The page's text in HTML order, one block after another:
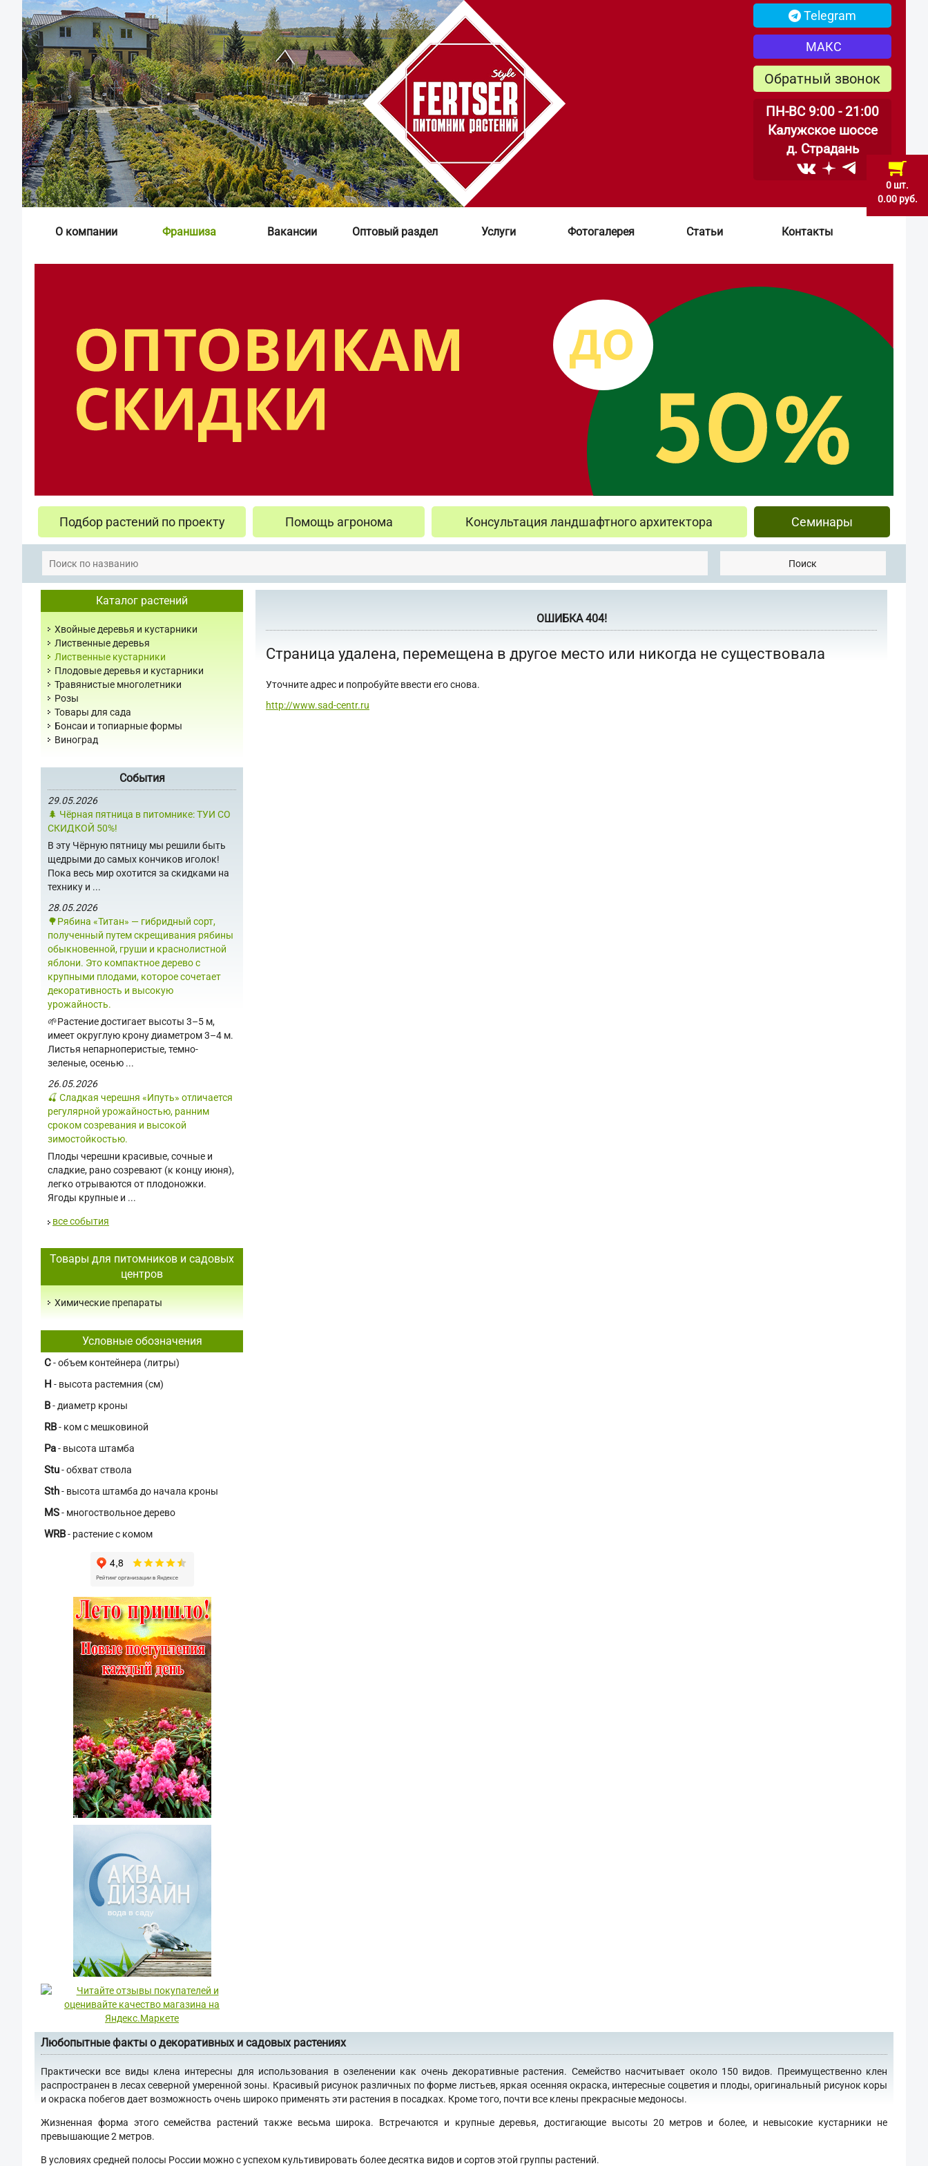
0 шт.
0.00 руб.
Telegram
МАКС
Обратный звонок
ПН-ВС 9:00 - 21:00
Калужское шоссе
д. Страдань
О компании Франшиза Вакансии Оптовый раздел Услуги Фотогалерея Статьи Контакты
Подбор растений по проекту Помощь агронома Консультация ландшафтного архитектора Семинары
Поиск
Каталог растений
Хвойные деревья и кустарники
Лиственные деревья
Лиственные кустарники
Плодовые деревья и кустарники
Травянистые многолетники
Розы
Товары для сада
Бонсаи и топиарные формы
Виноград
События
29.05.2026
🌲 Чёрная пятница в питомнике: ТУИ СО
СКИДКОЙ 50%!
В эту Чёрную пятницу мы решили быть
щедрыми до самых кончиков иголок!
Пока весь мир охотится за скидками на
технику и ...
28.05.2026
🌳Рябина «Титан» — гибридный сорт,
полученный путем скрещивания рябины
обыкновенной, груши и краснолистной
яблони. Это компактное дерево с
крупными плодами, которое сочетает
декоративность и высокую
урожайность.
🌱Растение достигает высоты 3–5 м,
имеет округлую крону диаметром 3–4 м.
Листья непарноперистые, темно-
зеленые, осенью ...
26.05.2026
🍒 Сладкая черешня «Ипуть» отличается
регулярной урожайностью, ранним
сроком созревания и высокой
зимостойкостью.
Плоды черешни красивые, сочные и
сладкие, рано созревают (к концу июня),
легко отрываются от плодоножки.
Ягоды крупные и ...
все события
Товары для питомников и садовых
центров
Химические препараты
Условные обозначения
C- объем контейнера (литры)
H - высота растемния (см)
В- диаметр кроны
RB- ком с мешковиной
Pa- высота штамба
Stu- обхват ствола
Sth- высота штамба до начала кроны
MS- многоствольное дерево
WRB- растение с комом
ОШИБКА 404!
Страница удалена, перемещена в другое место или никогда не существовала
Уточните адрес и попробуйте ввести его снова.
http://www.sad-centr.ru
Любопытные факты о декоративных и садовых растениях
Практически все виды клена интересны для использования в озеленении как очень декоративные растения. Семейство насчитывает около 150 видов. Преимущественно клен
распространен в лесах северной умеренной зоны. Красивый рисунок различных по форме листьев, яркая осенняя окраска, интересные соцветия и плоды, оригинальный рисунок коры
и окраска побегов дает возможность очень широко применять эти растения в посадках. Кроме того, почти все клены прекрасные медоносы.
Жизненная форма этого семейства растений также весьма широка. Встречаются и крупные деревья, достигающие высоты 20 метров и более, и невысокие кустарники не
превышающие 2 метров.
В условиях средней полосы России можно с успехом культивировать более десятка видов и сортов этой группы растений.